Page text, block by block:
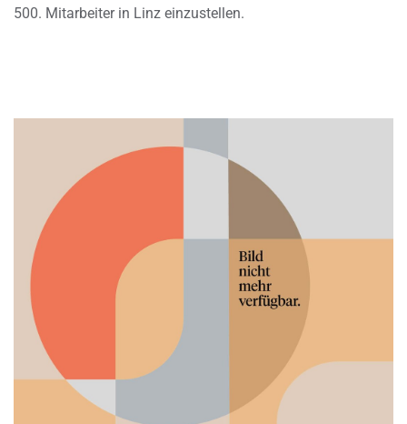
500. Mitarbeiter in Linz einzustellen.